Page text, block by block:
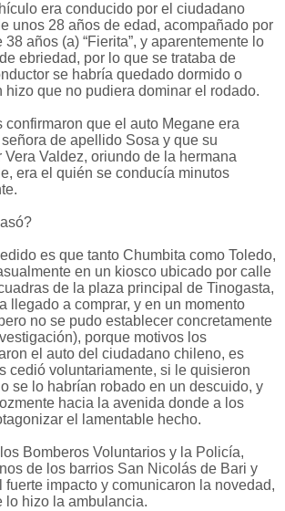
era conducido por el ciudadano
unos 28 años de edad, acompañado por
38 años (a) “Fierita”, y aparentemente lo
ebriedad, por lo que se trataba de
se habría quedado dormido o
hizo que no pudiera dominar el rodado.
confirmaron que el auto Megane era
de apellido Sosa y que su
Valdez, oriundo de la hermana
era el quién se conducía minutos
es que tanto Chumbita como Toledo,
en un kiosco ubicado por calle
de la plaza principal de Tinogasta,
llegado a comprar, y en un momento
no se pudo establecer concretamente
porque motivos los
el auto del ciudadano chileno, es
cedió voluntariamente, si le quisieron
se lo habrían robado en un descuido, y
hacia la avenida donde a los
el lamentable hecho.
Bomberos Voluntarios y la Policía,
de los barrios San Nicolás de Bari y
fuerte impacto y comunicaron la novedad,
lo hizo la ambulancia.